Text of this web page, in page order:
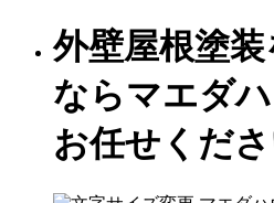
外壁屋根塗
ならマエダ
お任せくだ